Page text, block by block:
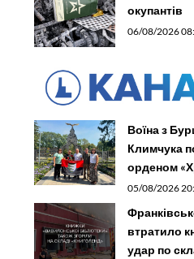
окупантів
06/08/2026
Воїна з
Климчука
орденом
05/08/2026
втратило
удар по